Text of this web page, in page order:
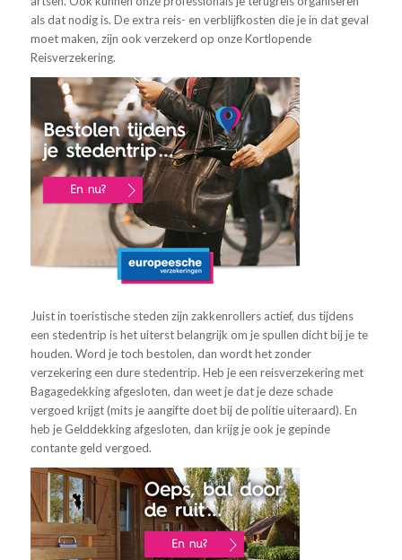
als dat nodig is. De extra reis- en verblijfkosten die je in dat geval
moet maken, zijn ook verzekerd op onze Kortlopende
Reisverzekering.
Juist in toeristische steden zijn zakkenrollers actief, dus tijdens
een stedentrip is het uiterst belangrijk om je spullen dicht bij je te
houden. Word je toch bestolen, dan wordt het zonder
verzekering een dure stedentrip. Heb je een reisverzekering met
Bagagedekking afgesloten, dan weet je dat je deze schade
vergoed krijgt (mits je aangifte doet bij de politie uiteraard). En
heb je Gelddekking afgesloten, dan krijg je ook je gepinde
contante geld vergoed.